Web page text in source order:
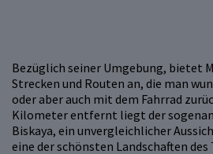
Bezüglich seiner Umgebung, bietet
Strecken und Routen an, die man
oder aber auch mit dem Fahrrad
Kilometer entfernt liegt der
Biskaya, ein unvergleichlicher
eine der schönsten Landschaften